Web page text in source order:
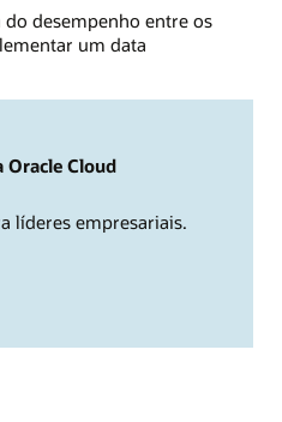
desempenho entre os
um data
Oracle Cloud
líderes empresariais.